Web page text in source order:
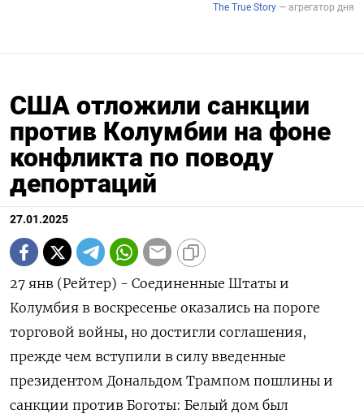
США отложили санкции
против Колумбии на фоне
конфликта по поводу
депортаций
27.01.2025
27 янв (Рейтер) - Соединенные Штаты и
Колумбия в воскресенье оказались на пороге
торговой войны, но достигли соглашения,
прежде чем вступили в силу введенные
президентом Дональдом Трампом пошлины и
санкции против Боготы: Белый дом был